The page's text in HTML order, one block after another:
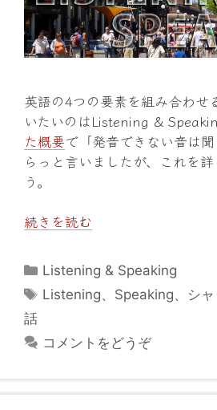
英語の4つの要素を組み合わせ
いたいのはListening &
た概要で「発音できない音は
らっと言いましたが、これを
う。
続きを読む
カ
テ
ー
Listening & Speaking
タ
Listening、 Speaking、 シ
話
コメントをどうぞ